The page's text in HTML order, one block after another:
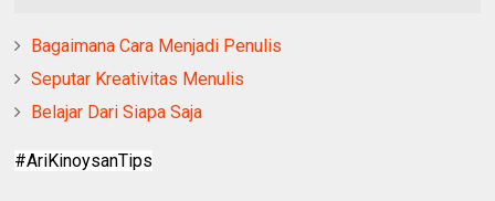
Bagaimana Cara Menjadi Penulis
Seputar Kreativitas Menulis
Belajar Dari Siapa Saja
‪#‎AriKinoysanTips‬